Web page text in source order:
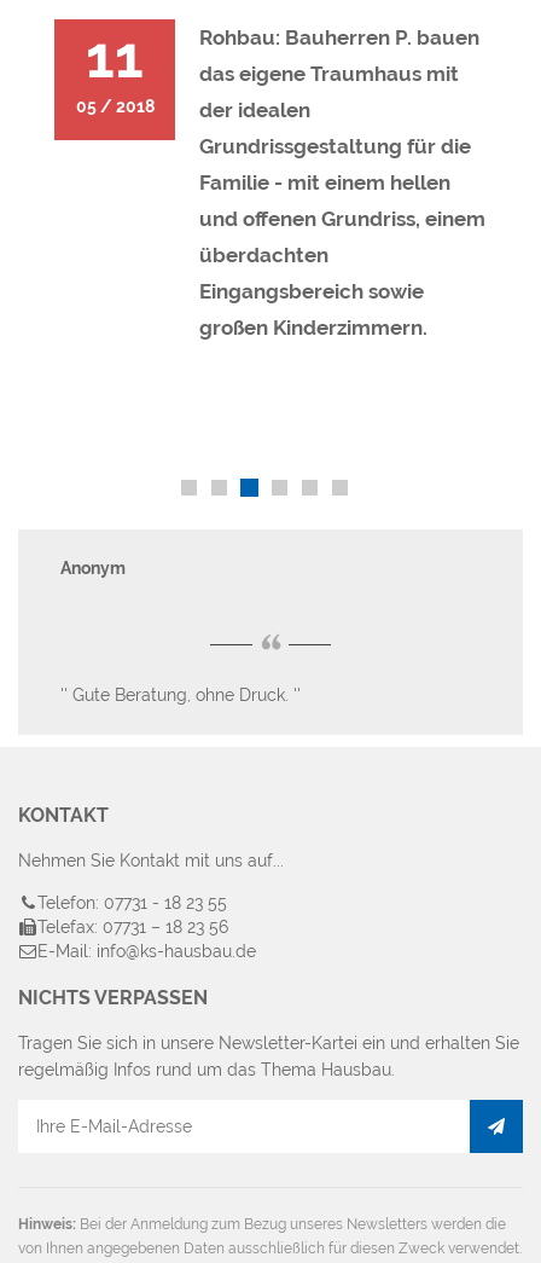
11
05 / 2018
Rohbau: Bauherren P. bauen
das eigene Traumhaus mit
der idealen
Grundrissgestaltung für die
Familie - mit einem hellen
und offenen Grundriss, einem
überdachten
Eingangsbereich sowie
großen Kinderzimmern.
Anonym
“
Gute Beratung, ohne Druck.
KONTAKT
Nehmen Sie Kontakt mit uns auf...
Telefon: 07731 - 18 23 55
Telefax: 07731 – 18 23 56
E-Mail: info@ks-hausbau.de
NICHTS VERPASSEN
Tragen Sie sich in unsere Newsletter-Kartei ein und erhalten Sie
regelmäßig Infos rund um das Thema Hausbau.
Hinweis: Bei der Anmeldung zum Bezug unseres Newsletters werden die
von Ihnen angegebenen Daten ausschließlich für diesen Zweck verwendet.